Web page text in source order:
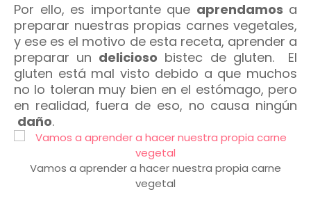
Por ello, es importante que aprendamos a
preparar nuestras propias carnes vegetales,
y ese es el motivo de esta receta, aprender a
preparar un delicioso bistec de gluten. El
gluten está mal visto debido a que muchos
no lo toleran muy bien en el estómago, pero
en realidad, fuera de eso, no causa ningún
daño.
Vamos a aprender a hacer nuestra propia carne
vegetal